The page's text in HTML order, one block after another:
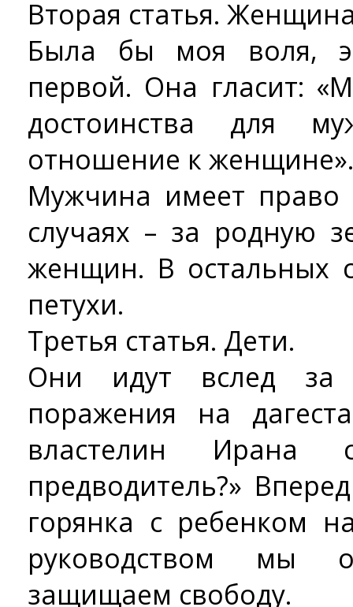
Вторая статья.
Была бы моя воля,
первой. Она гласит:
достоинства для
отношение к женщине».
Мужчина имеет право
случаях – за родную
женщин. В остальных
петухи.
Третья статья. Дети.
Они идут вслед за
поражения на
властелин Ирана
предводитель?»
горянка с ребенком
руководством мы
защищаем свободу.